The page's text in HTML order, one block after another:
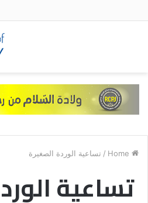
/ تساعية الوردة الصغيرة
تساعية